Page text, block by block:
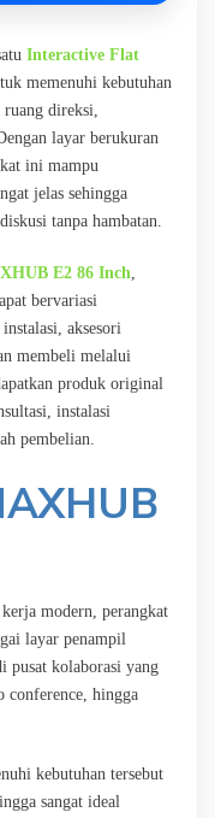
Interactive Flat
memenuhi kebutuhan
direksi,
layar berukuran
ini mampu
jelas sehingga
tanpa hambatan.
E2 86 Inch
bervariasi
aksesori
membeli melalui
produk original
instalasi
pembelian.
modern, perangkat
layar penampil
pusat kolaborasi yang
conference, hingga
kebutuhan tersebut
sangat ideal